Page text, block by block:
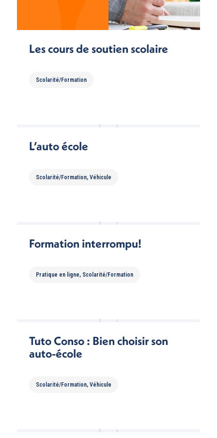
Les cours de soutien scolaire
Scolarité/Formation
L’auto école
Scolarité/Formation, Véhicule
Formation interrompu!
Pratique en ligne, Scolarité/Formation
Tuto Conso : Bien choisir son
auto-école
Scolarité/Formation, Véhicule